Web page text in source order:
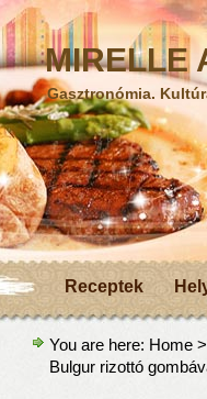
MIRELLE
Gasztronómia.
Receptek
You are here: Home
Bulgur rizottó